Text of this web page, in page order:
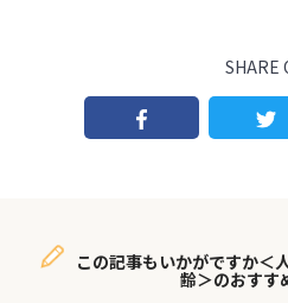
SHARE
この記事もいかがですか＜
齢＞のおすす